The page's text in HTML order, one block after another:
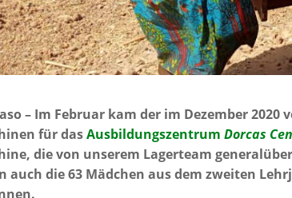
– Im Februar kam der im Dezember
für dasAusbildungszentrum Dorcas
die von unserem Lagerteam
auch die 63 Mädchen aus dem zweiten